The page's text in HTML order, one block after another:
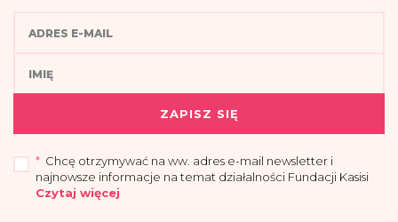
ZAPISZ SIĘ
* Chcę otrzymywać na ww. adres e-mail newsletter i
najnowsze informacje na temat działalności Fundacji Kasisi
Czytaj więcej